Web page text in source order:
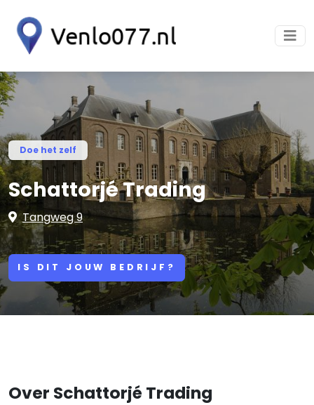
Doe het zelf
Schattorjé Trading
Tangweg 9
IS DIT JOUW BEDRIJF?
Over Schattorjé Trading